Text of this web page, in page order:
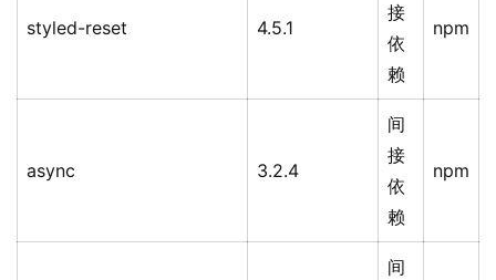
styled-reset 4.5.1
接
依
赖
npm
async 3.2.4
间
接
依
赖
npm
间